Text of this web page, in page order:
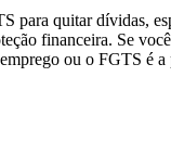
para quitar dívidas,
financeira. Se
ou o FGTS é